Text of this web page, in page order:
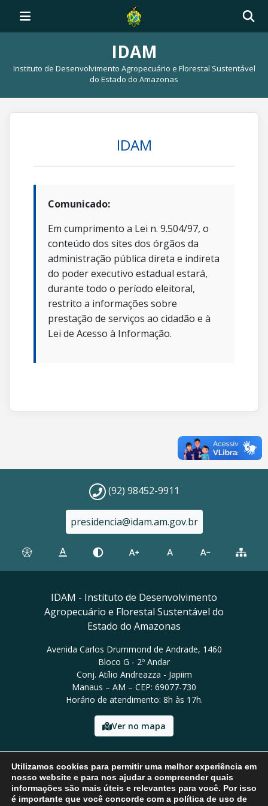
IDAM
Instituto de Desenvolvimento Agropecuário e Florestal Sustentável
do Estado do Amazonas
IDAM
Comunicado:
Em cumprimento a Lei n. 9.504/97, o
conteúdo dos sites dos órgãos da
administração pública direta e indireta
do poder executivo estadual estará,
durante todo o período eleitoral,
restrito a informações sobre
prestação de serviços ao cidadão e à
Lei de Acesso à Informação.
(92) 98452-9911
presidencia@idam.am.gov.br
IDAM - Instituto de Desenvolvimento
Agropecuário e Florestal Sustentável do
Estado do Amazonas
Avenida Carlos Drummond de Andrade, 1460
Bloco G - 2º Andar
Conj. Atílio Andreazza - Japiim
Manaus – AM – CEP: 69077-730
Horário de atendimento: 8h às 17h.
Ver no mapa
Email: presidencia@idam.am.gov.br
Tel: (92) 98452-9911
Utilizamos cookies para permitir uma melhor experiência em
nosso website e para nos ajudar a compreender quais
informações são mais úteis e relevantes para você. Por isso
é importante que você concorde com a política de uso de